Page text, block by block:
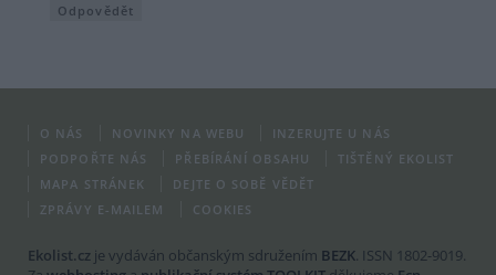
Odpovědět
O NÁS NOVINKY NA WEBU
INZERUJTE U NÁS
PODPOŘTE NÁS
PŘEBÍRÁNÍ OBSAHU
TIŠTĚNÝ EKOLIST
MAPA STRÁNEK
DEJTE O SOBĚ VĚDĚT
ZPRÁVY E-MAILEM
COOKIES
Ekolist.cz je vydáván občanským sdružením BEZK . ISSN 1802-9019.